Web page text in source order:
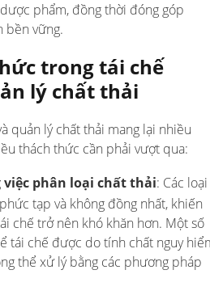
phẩm, đồng thời đóng góp
bền vững.
trong tái chế
lý chất thải
quản lý chất thải mang lại nhiều
thách thức cần phải vượt qua:
phân loại chất thải: Các loại
tạp và không đồng nhất, khiến
chế trở nên khó khăn hơn. Một số
tái chế được do tính chất nguy
thể xử lý bằng các phương pháp